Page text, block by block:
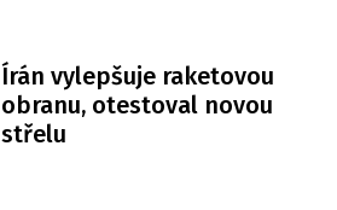
Írán vylepšuje raketovou
obranu, otestoval novou
střelu